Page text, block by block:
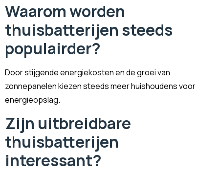
Waarom worden
thuisbatterijen steeds
populairder?
Door stijgende energiekosten en de groei van
zonnepanelen kiezen steeds meer huishoudens voor
energieopslag.
Zijn uitbreidbare
thuisbatterijen
interessant?